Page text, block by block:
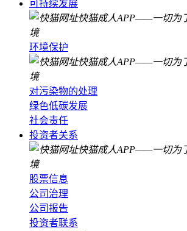
可持续发展
环境保护
对污染物的处理
绿色低碳发展
社会责任
投资者关系
股票信息
公司治理
公司报告
投资者联系